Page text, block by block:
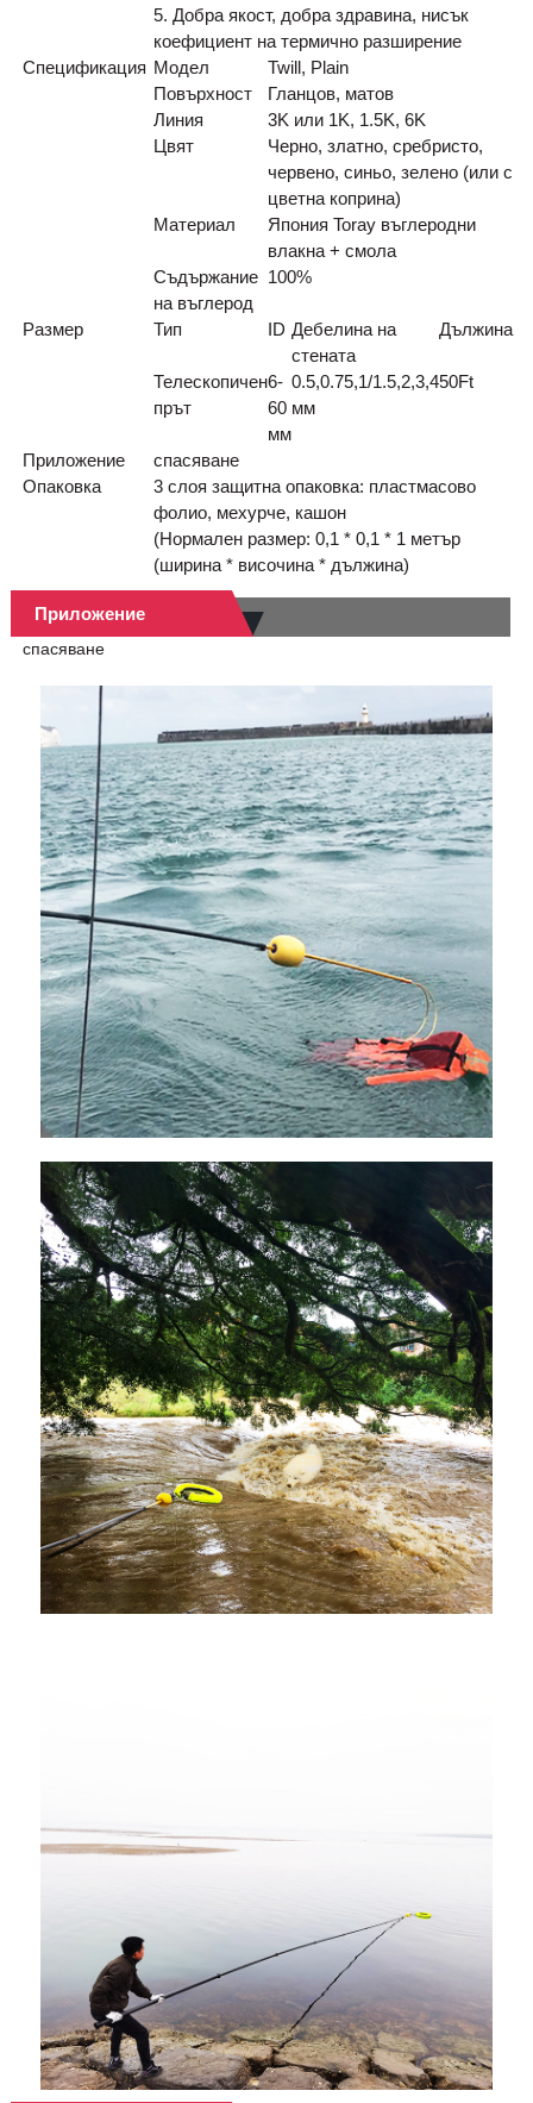
5. Добра якост, добра здравина, нисък
коефициент на термично разширение
Спецификация Модел
Twill, Plain
Повърхност
Гланцов, матов
Линия
3K или 1K, 1.5K, 6K
Цвят
Черно, златно, сребристо,
червено, синьо, зелено (или с
цветна коприна)
Материал
Япония Toray въглеродни
влакна + смола
Съдържание
на въглерод
100%
Размер Тип ID Дебелина на
стената
Дължина
Телескопичен
прът
6-
60
мм
0.5,0.75,1/1.5,2,3,4
мм
50Ft
Приложение
спасяване
Опаковка
3 слоя защитна опаковка: пластмасово
фолио, мехурче, кашон
(Нормален размер: 0,1 * 0,1 * 1 метър
(ширина * височина * дължина)
Приложение
спасяване